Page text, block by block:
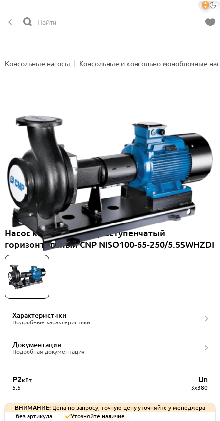
Консольные насосы Консольные и консольно-моноблочные
Насос консольный одноступенчатый
горизонтальный CNP NISO100-65-250/5.5SWHZDI
Характеристики
Подробные характеристики
Документация
Подробная документация
P2кВт
5.5
UВ
3x380
ВНИМАНИЕ: Цена по запросу, точную цену уточняйте у менеджера
без артикула
Уточняйте наличие